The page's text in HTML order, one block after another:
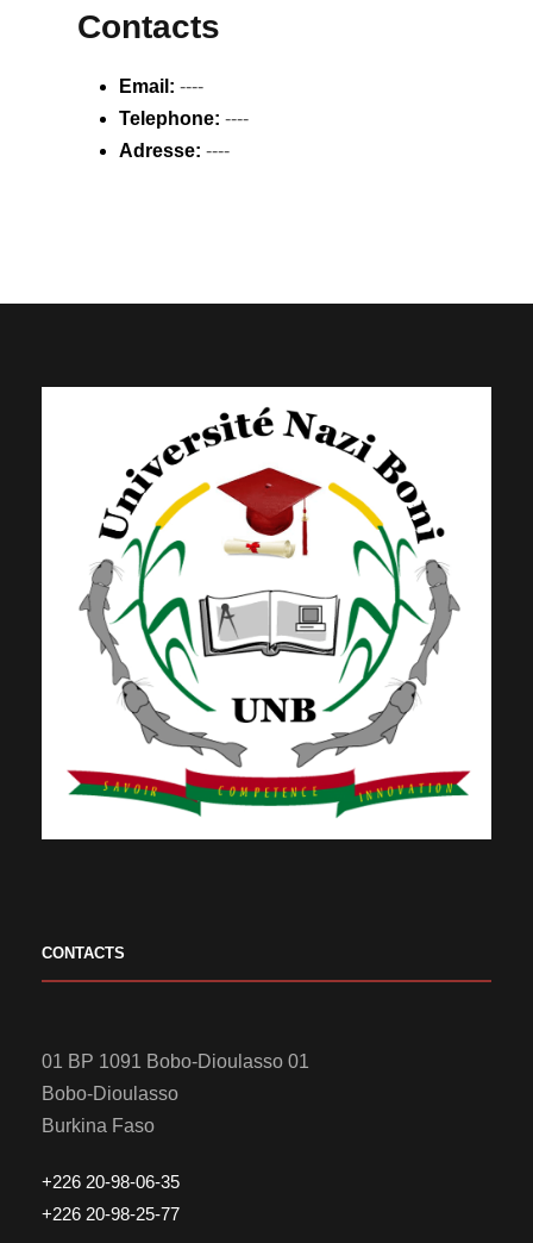
Contacts
Email: ----
Telephone: ----
Adresse: ----
CONTACTS
01 BP 1091 Bobo-Dioulasso 01
Bobo-Dioulasso
Burkina Faso
+226 20-98-06-35
+226 20-98-25-77